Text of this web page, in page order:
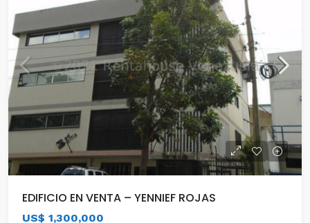
EDIFICIO EN VENTA – YENNIEF ROJAS
US$ 1,300,000